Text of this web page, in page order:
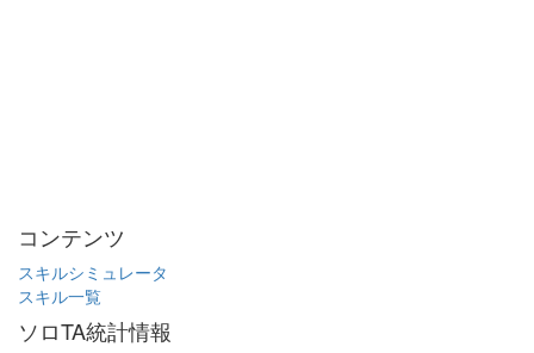
コンテンツ
スキルシミュレータ
スキル一覧
ソロTA統計情報